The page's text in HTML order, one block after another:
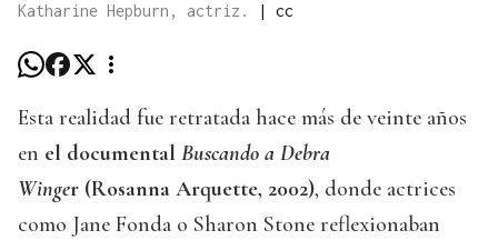
Katharine Hepburn, actriz. | cc
Esta realidad fue retratada hace más de veinte años
en el documental Buscando a Debra
Winger (Rosanna Arquette, 2002), donde actrices
como Jane Fonda o Sharon Stone reflexionaban